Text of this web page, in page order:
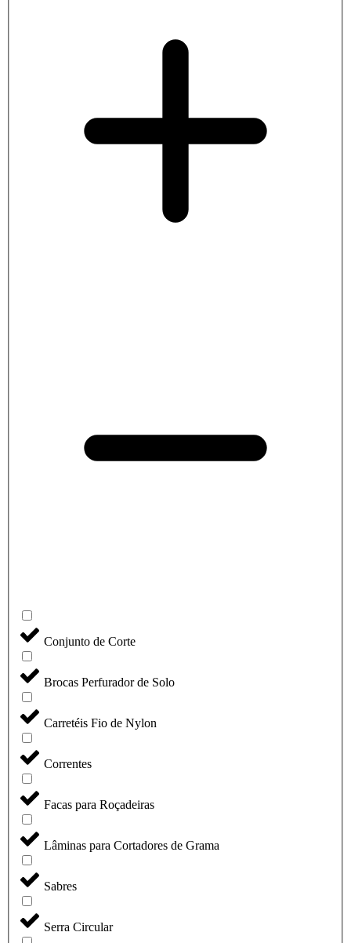
Conjunto de Corte
Brocas Perfurador de Solo
Carretéis Fio de Nylon
Correntes
Facas para Roçadeiras
Lâminas para Cortadores de Grama
Sabres
Serra Circular